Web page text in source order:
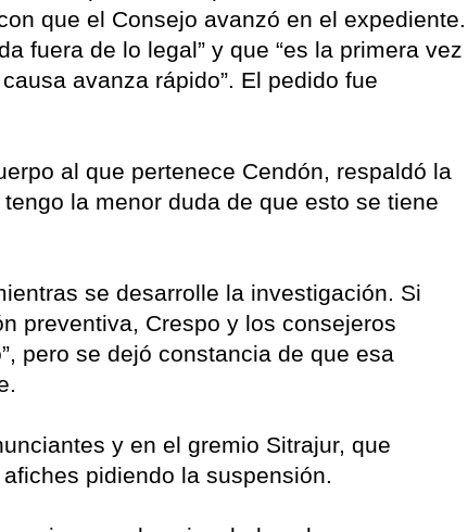
que el Consejo avanzó en el expediente.
fuera de lo legal” y que “es la primera vez
avanza rápido”. El pedido fue
al que pertenece Cendón, respaldó la
la menor duda de que esto se tiene
se desarrolle la investigación. Si
preventiva, Crespo y los consejeros
pero se dejó constancia de que esa
y en el gremio Sitrajur, que
pidiendo la suspensión.